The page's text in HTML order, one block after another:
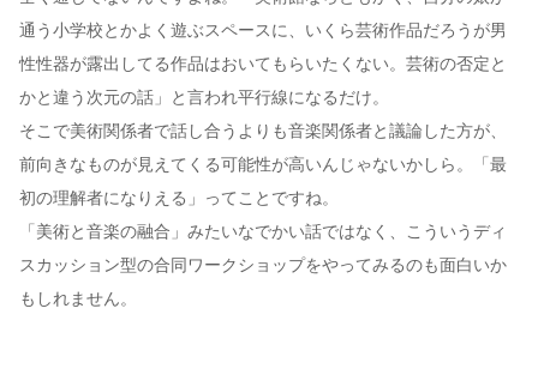
通う小学校とかよく遊ぶスペースに、いくら芸術作品だろうが男
性性器が露出してる作品はおいてもらいたくない。芸術の否定と
かと違う次元の話」と言われ平行線になるだけ。
そこで美術関係者で話し合うよりも音楽関係者と議論した方が、
前向きなものが見えてくる可能性が高いんじゃないかしら。「最
初の理解者になりえる」ってことですね。
「美術と音楽の融合」みたいなでかい話ではなく、こういうディ
スカッション型の合同ワークショップをやってみるのも面白いか
もしれません。